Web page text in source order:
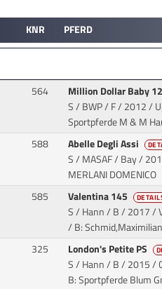
KNR PFERD
564 Million Dollar Baby 12
S / BWP / F / 2012 /
Sportpferde M & M
588 Abelle Degli Assi
S / MASAF / Bay /
MERLANI DOMENICO
585 Valentina 145
S / Hann / B / 2017 /
/ B:
325 London's Petite PS
S / Hann / B / 2015 /
B: Sportpferde Blum